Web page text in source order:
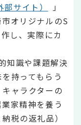
サイト）
」
オリジナルのS
し、実際にカ
知識や課題解決
持ってもらう
ャラクターの
家精神を養う
税の返礼品）